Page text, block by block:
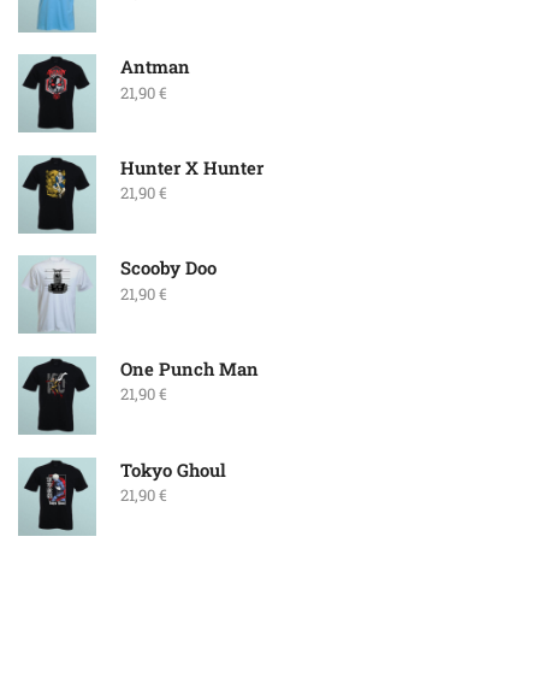
Antman
21,90€
Hunter X Hunter
21,90€
Scooby Doo
21,90€
One Punch Man
21,90€
Tokyo Ghoul
21,90€